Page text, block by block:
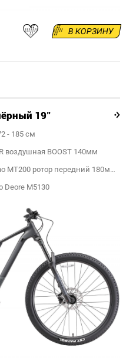
В КОРЗИНУ
19"
- 185 см
воздушная BOOST 140мм
Тормоз гидравлический Shimano MT200 ротор передний 180мм, задний 180 мм
Deore M5130